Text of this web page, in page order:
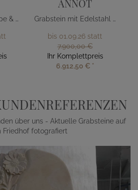
Grabstein mit Treppe & Edelstahl Kreuz
ANNOT
Grabstein mit Edelstahl Baum
bis 01.09.26 statt
7.900,00 €
Ihr Komplettpreis
6.912,50 € *
über uns - Aktuelle Grabsteine auf
Friedhof fotografiert